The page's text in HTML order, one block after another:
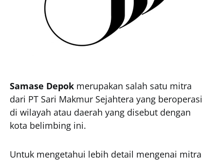
Samase Depok merupakan salah satu mitra
dari PT Sari Makmur Sejahtera yang beroperasi
di wilayah atau daerah yang disebut dengan
kota belimbing ini.
Untuk mengetahui lebih detail mengenai mitra